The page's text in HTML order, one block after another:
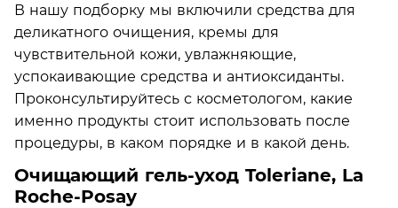
В нашу подборку мы включили средства для
деликатного очищения, кремы для
чувствительной кожи, увлажняющие,
успокаивающие средства и антиоксиданты.
Проконсультируйтесь с косметологом, какие
именно продукты стоит использовать после
процедуры, в каком порядке и в какой день.
Очищающий гель-уход Toleriane, La
Roche-Posay